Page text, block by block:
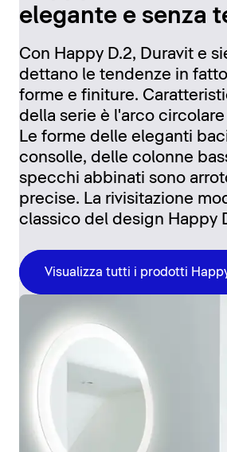
elegante e senza
Con Happy D.2, Duravit e
dettano le tendenze in
forme e finiture.
della serie è l'arco
Le forme delle eleganti
consolle, delle colonne
specchi abbinati sono
precise. La rivisitazione
classico del design Happy
Visualizza tutti i prodotti